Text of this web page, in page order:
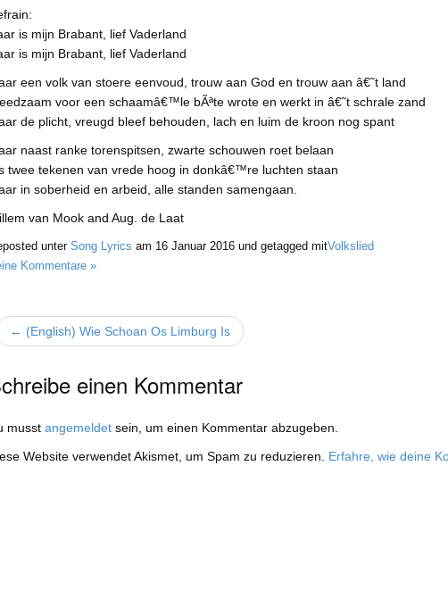
is mijn Brabant, lief Vaderland
is mijn Brabant, lief Vaderland
een volk van stoere eenvoud, trouw aan God en trouw aan â€˜t land
voor een schaamâ€™le bÃªte wrote en werkt in â€˜t schrale zand
de plicht, vreugd bleef behouden, lach en luim de kroon nog spant
naast ranke torenspitsen, zwarte schouwen roet belaan
twee tekenen van vrede hoog in donkâ€™re luchten staan
in soberheid en arbeid, alle standen samengaan.
van Mook and Aug. de Laat
unter Song Lyrics am 16 Januar 2016und getagged mitVolkslied
Kommentare »
← (English) Wie Schoan Os Limburg Is
einen Kommentar
musst angemeldetsein, um einen Kommentar abzugeben.
Website verwendet Akismet, um Spam zu reduzieren. Erfahre, wie deine